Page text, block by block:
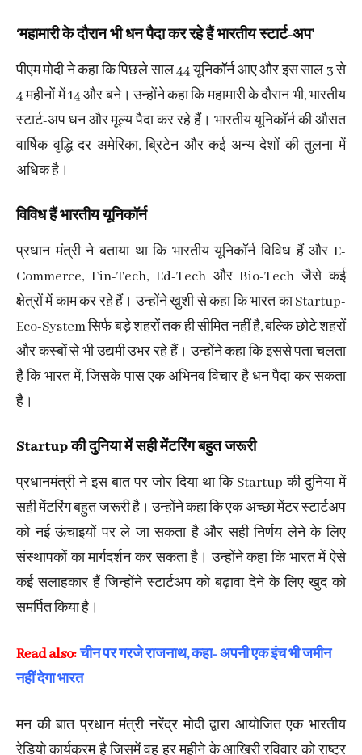
‘महामारी के दौरान भी धन पैदा कर रहे हैं भारतीय स्टार्ट-अप’
पीएम मोदी ने कहा कि पिछले साल 44 यूनिकॉर्न आए और इस साल 3 से
4 महीनों में 14 और बने। उन्होंने कहा कि महामारी के दौरान भी, भारतीय
स्टार्ट-अप धन और मूल्य पैदा कर रहे हैं। भारतीय यूनिकॉर्न की औसत
वार्षिक वृद्धि दर अमेरिका, ब्रिटेन और कई अन्य देशों की तुलना में
अधिक है।
विविध हैं भारतीय यूनिकॉर्न
प्रधान मंत्री ने बताया था कि भारतीय यूनिकॉर्न विविध हैं और E-
Commerce, Fin-Tech, Ed-Tech और Bio-Tech जैसे कई
क्षेत्रों में काम कर रहे हैं। उन्होंने खुशी से कहा कि भारत का Startup-
Eco-System सिर्फ बड़े शहरों तक ही सीमित नहीं है, बल्कि छोटे शहरों
और कस्बों से भी उद्यमी उभर रहे हैं। उन्होंने कहा कि इससे पता चलता
है कि भारत में, जिसके पास एक अभिनव विचार है धन पैदा कर सकता
है।
Startup की दुनिया में सही मेंटरिंग बहुत जरूरी
प्रधानमंत्री ने इस बात पर जोर दिया था कि Startup की दुनिया में
सही मेंटरिंग बहुत जरूरी है। उन्होंने कहा कि एक अच्छा मेंटर स्टार्टअप
को नई ऊंचाइयों पर ले जा सकता है और सही निर्णय लेने के लिए
संस्थापकों का मार्गदर्शन कर सकता है। उन्होंने कहा कि भारत में ऐसे
कई सलाहकार हैं जिन्होंने स्टार्टअप को बढ़ावा देने के लिए खुद को
समर्पित किया है।
Read also:चीन पर गरजे राजनाथ, कहा- अपनी एक इंच भी जमीन
नहीं देगा भारत
मन की बात प्रधान मंत्री नरेंद्र मोदी द्वारा आयोजित एक भारतीय
रेडियो कार्यक्रम है जिसमें वह हर महीने के आखिरी रविवार को राष्ट्र